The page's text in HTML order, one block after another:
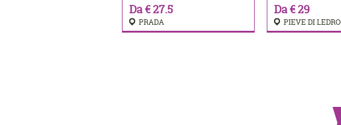
Da € 27.5
PRADA
Da € 29
PIEVE DI LEDRO